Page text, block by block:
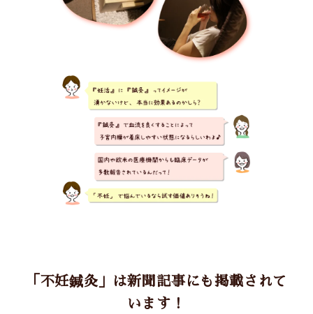
「不妊鍼灸」は新聞記事にも掲載されて
います！